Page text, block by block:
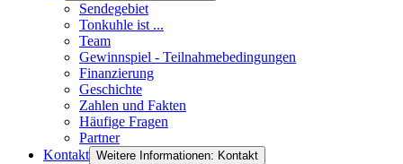
Sendegebiet
Tonkuhle ist ...
Team
Gewinnspiel - Teilnahmebedingungen
Finanzierung
Geschichte
Zahlen und Fakten
Häufige Fragen
Partner
Kontakt Weitere Informationen: Kontakt